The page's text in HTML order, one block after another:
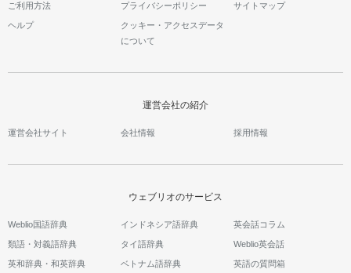
ご利用方法 プライバシーポリシー サイトマップ
ヘルプ
クッキー・アクセスデータ
について
運営会社の紹介
運営会社サイト 会社情報 採用情報
ウェブリオのサービス
Weblio国語辞典
類語・対義語辞典
英和辞典・和英辞典
インドネシア語辞典
タイ語辞典
ベトナム語辞典
英会話コラム
Weblio英会話
英語の質問箱